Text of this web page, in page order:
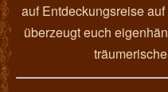
auf Entdeckungsreise
überzeugt euch